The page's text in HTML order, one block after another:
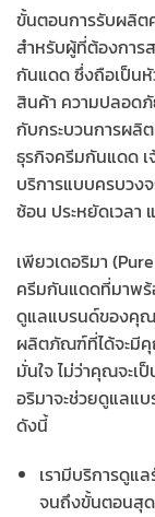
ขั้นตอนการรับผลิ
สำหรับผู้ที่ต้องการ
กันแดด ซึ่งถือเป็น
สินค้า ความปลอด
กับกระบวนการผลิ
ธุรกิจครีมกันแดด เ
บริการแบบครบวง
ซ้อน ประหยัดเวลา
เพียวเดอริมา
ครีมกันแดดที่มาพร้
ดูแลแบรนด์ของคุณ
ผลิตภัณฑ์ที่ได้จะมี
มั่นใจ ไม่ว่าคุณจะเ
อริมาจะช่วยดูแลแ
ดังนี้
เรามีบริการดู
จนถึงขั้นตอนสุ